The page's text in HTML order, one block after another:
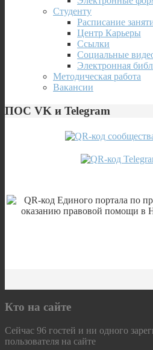
Студенту
Расписание
Центр Карьеры
Ссылки
Социальные
Электронная
Методическая работа
Вакансии
ПОС VK и Telegram
Кто на сайте
Сейчас 96 гостей и ни одного
пользователя на сайте